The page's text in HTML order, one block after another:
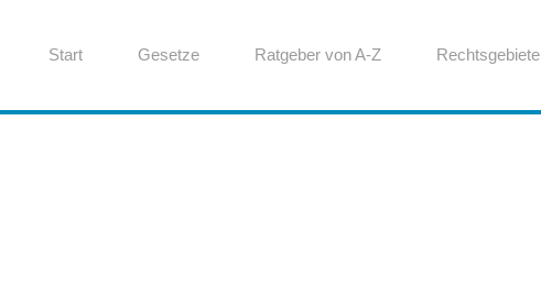
Start Gesetze Ratgeber von A-Z Rechtsgebiete